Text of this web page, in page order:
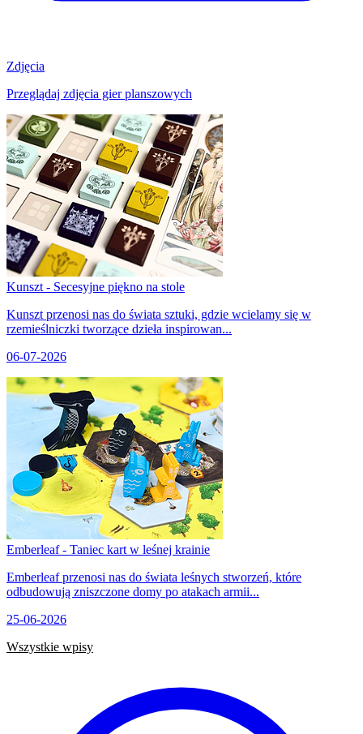
Zdjęcia
Przeglądaj zdjęcia gier planszowych
Kunszt - Secesyjne piękno na stole
Kunszt przenosi nas do świata sztuki, gdzie wcielamy się w
rzemieślniczki tworzące dzieła inspirowan...
06-07-2026
Emberleaf - Taniec kart w leśnej krainie
Emberleaf przenosi nas do świata leśnych stworzeń, które
odbudowują zniszczone domy po atakach armii...
25-06-2026
Wszystkie wpisy